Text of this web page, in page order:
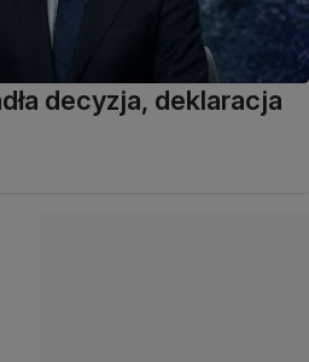
decyzja, deklaracja